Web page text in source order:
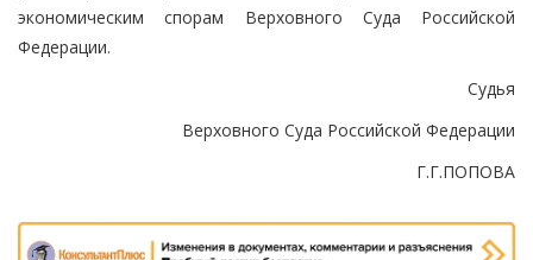
экономическим спорам Верховного Суда Российской
Федерации.
Судья
Верховного Суда Российской Федерации
Г.Г.ПОПОВА